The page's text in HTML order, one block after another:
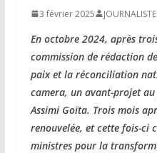
3 février 2025 JOURNALISTE
En octobre 2024, après
commission de rédaction
paix et la réconciliation
camera, un avant-projet
Assimi Goïta. Trois mois
renouvelée, et cette fois-ci
ministres pour la